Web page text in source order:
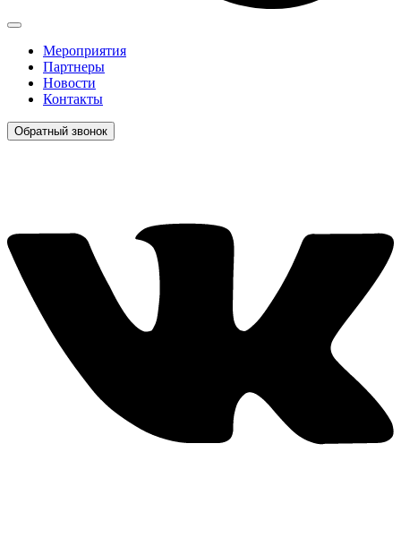
Мероприятия
Партнеры
Новости
Контакты
Обратный звонок